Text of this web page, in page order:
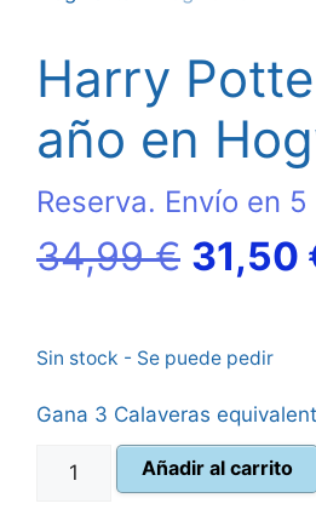
Harry
año en
Reserva. Envío en
34,99€ El
original
era:
34,99
31,50
Sin stock - Se puede pedir
Gana 3 Calaveras
Harry
Añadir al carrito